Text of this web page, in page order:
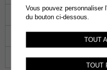
15 16
23
29 30
Vous pouvez personnaliser
du bouton ci-dessous.
TOUT
TOUT